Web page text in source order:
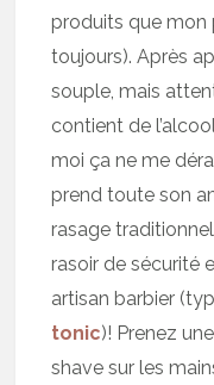
produits que mon
toujours). Après
souple, mais
contient de
moi ça ne me
prend toute son
rasage
rasoir de sécurité
artisan barbier
tonic)! Prenez
shave sur les